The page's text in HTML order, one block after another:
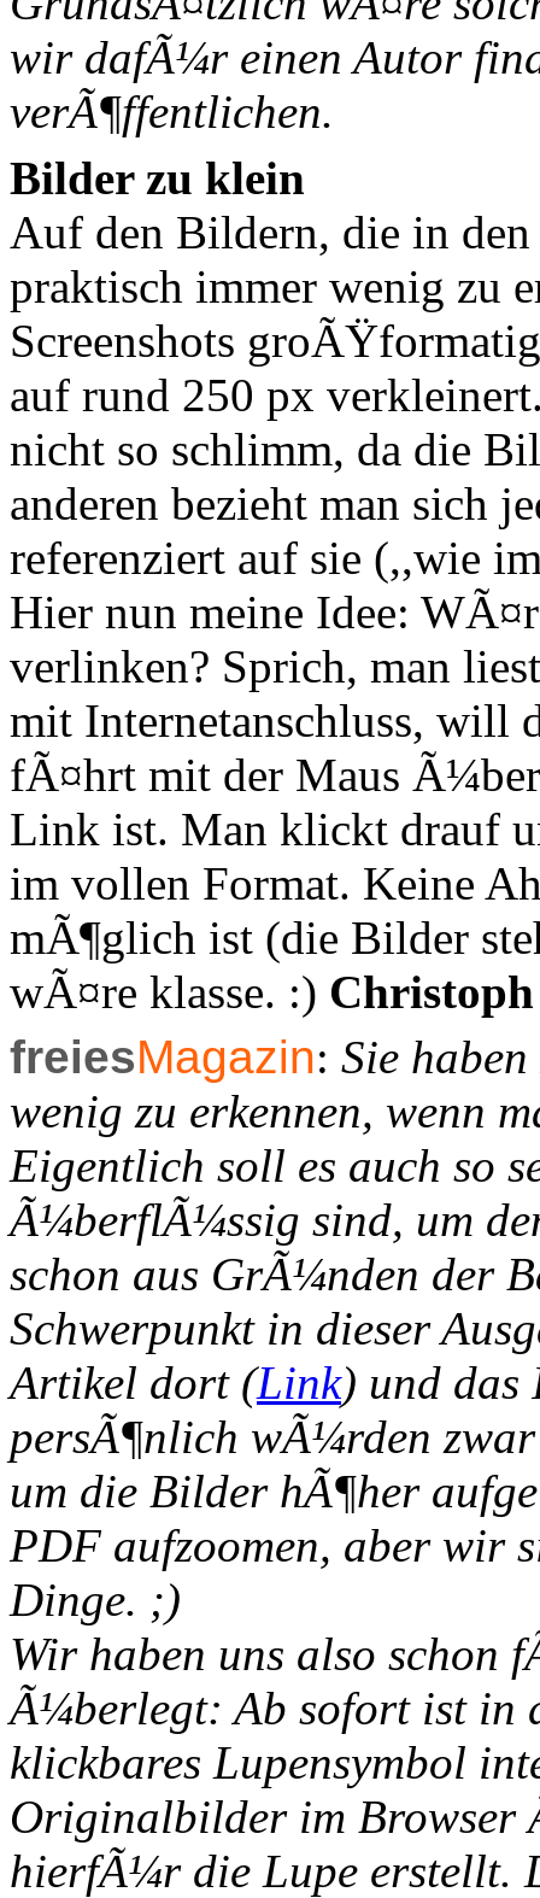
wir dafÃ¼r einen Autor
verÃ¶ffentlichen.
Bilder zu klein
Auf den Bildern, die in
praktisch immer wenig zu
Screenshots
auf rund 250 px
nicht so schlimm, da die
anderen bezieht man sich
referenziert auf sie (,,wie
Hier nun meine Idee:
verlinken? Sprich, man
mit Internetanschluss, will
fÃ¤hrt mit der Maus
Link ist. Man klickt drauf
im vollen Format. Keine
mÃ¶glich ist (die Bilder
wÃ¤re klasse. :)
freiesMagazin: Sie
wenig zu erkennen, wenn
Eigentlich soll es auch so
Ã¼berflÃ¼ssig sind, um
schon aus GrÃ¼nden der
Schwerpunkt in dieser
Artikel dort (Link) und das
persÃ¶nlich wÃ¼rden
um die Bilder hÃ¶her
PDF aufzoomen, aber wir
Dinge. ;)
Wir haben uns also schon
Ã¼berlegt: Ab sofort ist in
klickbares Lupensymbol
Originalbilder im Browser
hierfÃ¼r die Lupe erstellt.